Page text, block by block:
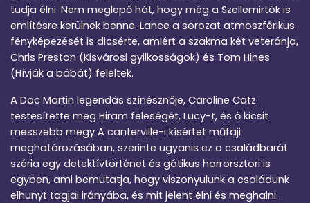
tudja élni. Nem meglepő hát, hogy még a Szellemirtók is
említésre kerülnek benne. Lance a sorozat atmoszférikus
fényképezését is dicsérte, amiért a szakma két veteránja,
Chris Preston (Kisvárosi gyilkosságok) és Tom Hines
(Hívják a bábát) feleltek.
A Doc Martin legendás színésznője, Caroline Catz
testesítette meg Hiram feleségét, Lucy-t, és ő kicsit
messzebb megy A canterville-i kísértet műfaji
meghatározásában, szerinte ugyanis ez a családbarát
széria egy detektívtörténet és gótikus horrorsztori is
egyben, ami bemutatja, hogy viszonyulunk a családunk
elhunyt tagjai irányába, és mit jelent élni és meghalni.